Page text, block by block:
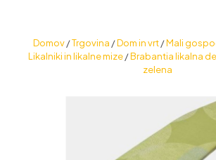
Domov/Trgovina /Dom in vrt/Mali
Likalniki in likalne mize /Brabantia likalna
zelena